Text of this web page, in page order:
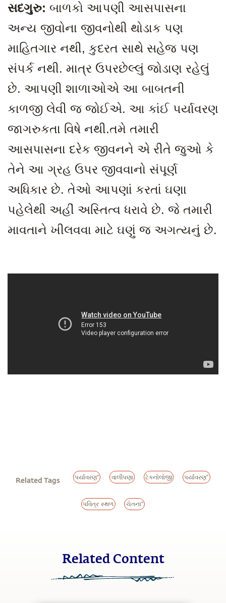
સદગુરુ: બાળકો આપણી આસપાસના
અન્ય જીવોના જીવનોથી થોડાક પણ
માહિતગાર નથી, કુદરત સાથે સહેજ પણ
સંપર્ક નથી. માત્ર ઉપરછેલ્લું જોડાણ રહેલું
છે. આપણી શાળાઓએ આ બાબતની
કાળજી લેવી જ જોઈએ. આ કાંઈ પર્યાવરણ
જાગરુકતા વિષે નથી.તમે તમારી
આસપાસના દરેક જીવનને એ રીતે જુઓ કે
તેને આ ગ્રહ ઉપર જીવવાનો સંપૂર્ણ
અધિકાર છે. તેઓ આપણાં કરતાં ઘણા
પહેલેથી અહીં અસ્તિત્વ ધરાવે છે. જે તમારી
માવતાને ખીલવવા માટે ઘણું જ અગત્યનું છે.
Related Tags પર્યાવરણ" વાલીપણા ટેક્નોલોજી પર્યાવરણ"
પવિત્ર સ્થળ ચેતના"
Related Content